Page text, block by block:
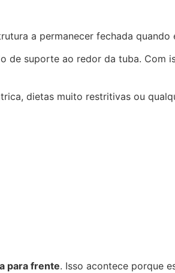
a permanecer fechada quando
de suporte ao redor da tuba. Com
dietas muito restritivas ou
para frente. Isso acontece porque